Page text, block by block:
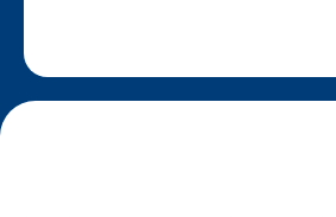
Demandez un devis